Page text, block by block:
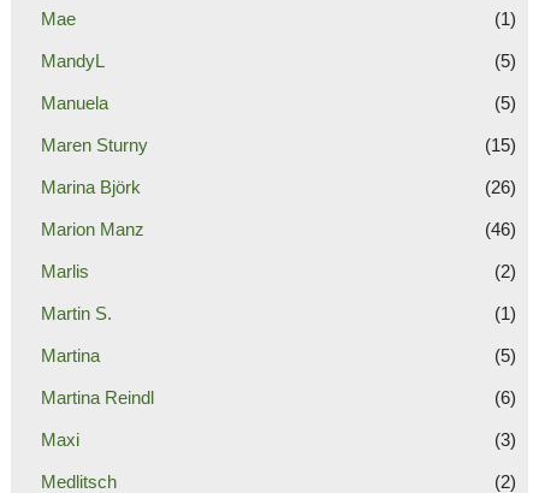
Mae (1)
MandyL (5)
Manuela (5)
Maren Sturny (15)
Marina Björk (26)
Marion Manz (46)
Marlis (2)
Martin S. (1)
Martina (5)
Martina Reindl (6)
Maxi (3)
Medlitsch (2)